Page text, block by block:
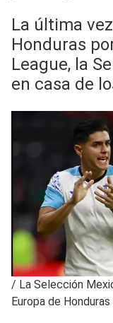
La última
Honduras
League, la
en casa de
/ La Selección
Europa de